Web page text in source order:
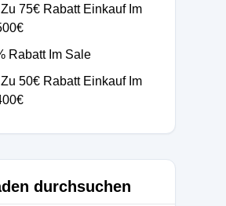
75€ Rabatt Einkauf Im
Rabatt Im Sale
50€ Rabatt Einkauf Im
durchsuchen